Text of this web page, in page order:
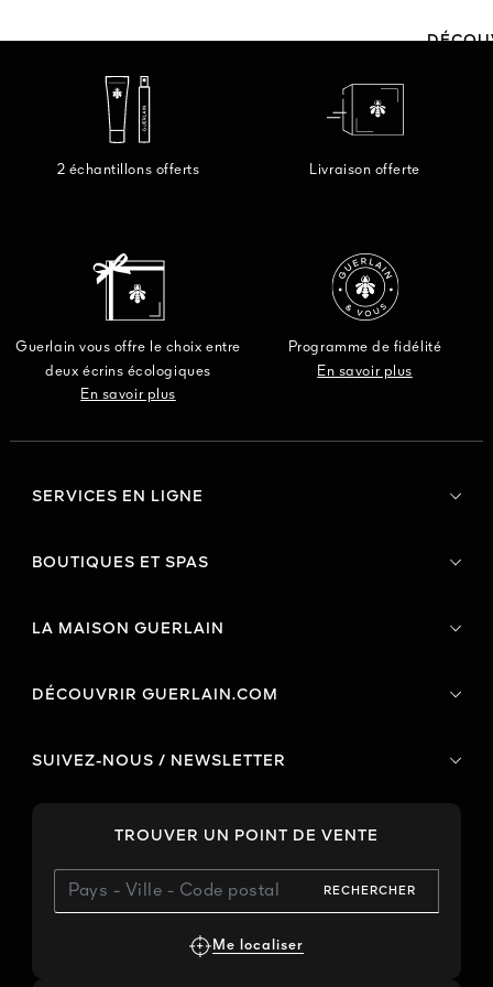
2 échantillons offerts Livraison offerte
Guerlain vous offre le choix entre
deux écrins écologiques
En savoir plus
Programme de fidélité
En savoir plus
SERVICES EN LIGNE
BOUTIQUES ET SPAS
LA MAISON GUERLAIN
DÉCOUVRIR GUERLAIN.COM
SUIVEZ-NOUS / NEWSLETTER
TROUVER UN POINT DE VENTE
RECHERCHER
Me localiser